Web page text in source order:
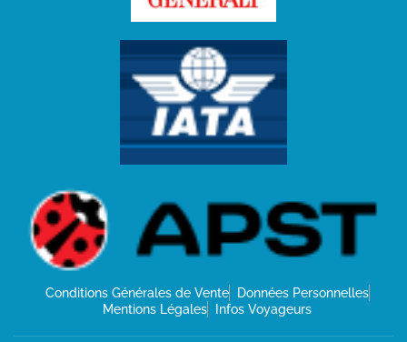
Conditions Générales de Vente
Données Personnelles
Mentions Légales
Infos Voyageurs